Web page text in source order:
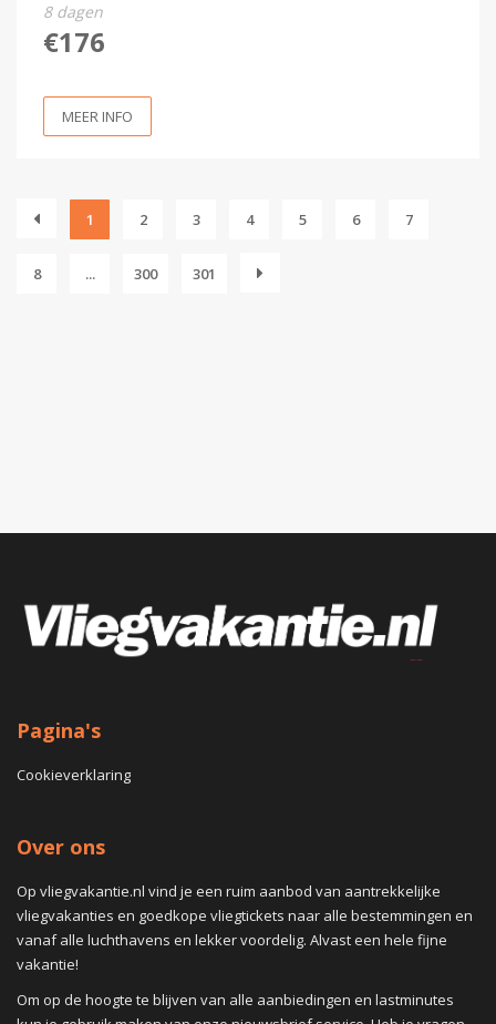
8 dagen
€176
MEER INFO
1 2 3 4 5 6 7
8 ... 300 301
Pagina's
Cookieverklaring
Over ons
Op vliegvakantie.nl vind je een ruim aanbod van aantrekkelijke
vliegvakanties en goedkope vliegtickets naar alle bestemmingen en
vanaf alle luchthavens en lekker voordelig. Alvast een hele fijne
vakantie!
Om op de hoogte te blijven van alle aanbiedingen en lastminutes